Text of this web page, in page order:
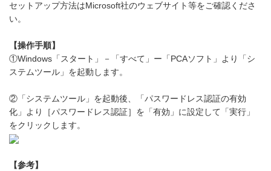
セットアップ方法はMicrosoft社のウェブサイト等をご確認くださ
い。
【操作手順】
①Windows「スタート」－「すべて」ー「PCAソフト」より「シ
ステムツール」を起動します。
②「システムツール」を起動後、「パスワードレス認証の有効
化」より［パスワードレス認証］を「有効」に設定して「実行」
をクリックします。
【参考】